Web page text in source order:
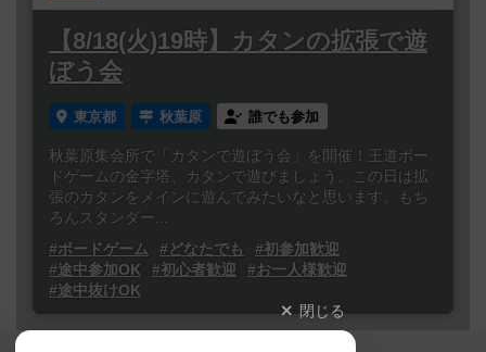
【8/18(火)19時】カタンの拡張で遊
ぼう会
東京都 秋葉原 誰でも参加
秋葉原集会所で「カタンで遊ぼう会」を開催！王道ボー
ドゲームの金字塔、カタンで遊びましょう。この日は拡
張のカタンをメインに遊んでみたいなと思います。もち
ろんスタンダー...
#ボードゲーム
#どなたでも
#初参加歓迎
#途中参加OK
#初心者歓迎
#お一人様歓迎
#途中抜けOK
閉じる